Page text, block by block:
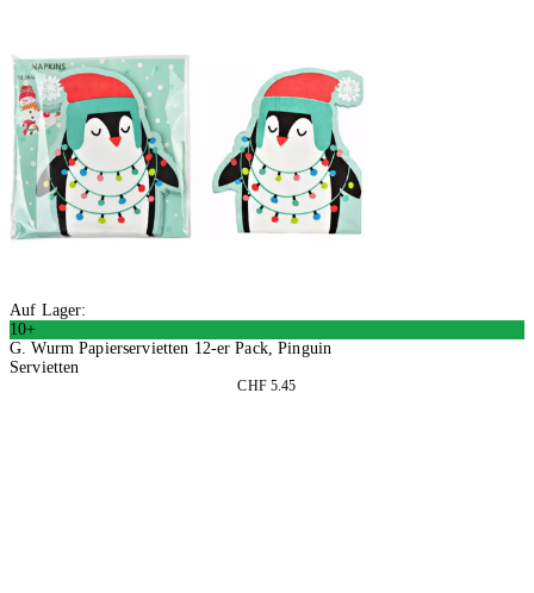
Auf Lager:
10+
G. Wurm Papierservietten 12-er Pack, Pinguin
Servietten
CHF 5.45